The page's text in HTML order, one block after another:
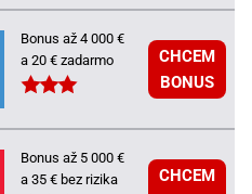
Bonus až 4 000 €
a 20 € zadarmo
CHCEM
BONUS
Bonus až 5 000 €
a 35 € bez rizika
CHCEM